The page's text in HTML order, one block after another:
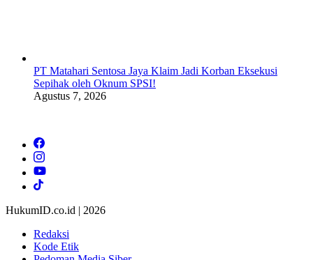
PT Matahari Sentosa Jaya Klaim Jadi Korban Eksekusi
Sepihak oleh Oknum SPSI!
Agustus 7, 2026
HukumID.co.id | 2026
Redaksi
Kode Etik